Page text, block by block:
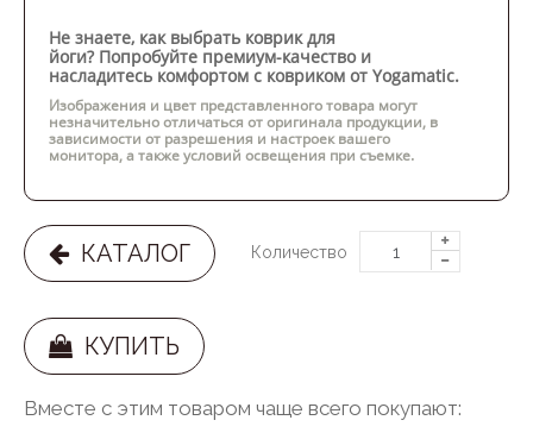
Не знаете, как выбрать коврик для
йоги? Попробуйте премиум-качество и
насладитесь комфортом с ковриком от Yogamatic.
Изображения и цвет представленного товара могут
незначительно отличаться от оригинала продукции, в
зависимости от разрешения и настроек вашего
монитора, а также условий освещения при съемке.
КАТАЛОГ Количество
КУПИТЬ
Вместе с этим товаром чаще всего покупают: